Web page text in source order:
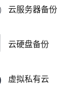
云服务器备份
云硬盘备份
虚拟私有云